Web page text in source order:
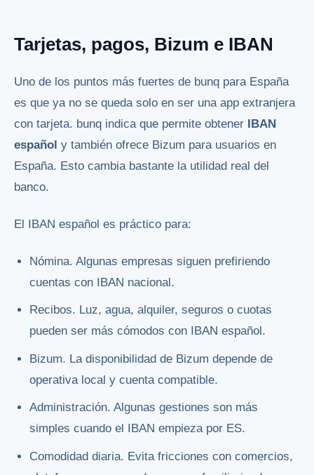
Tarjetas, pagos, Bizum e IBAN
Uno de los puntos más fuertes de bunq para España
es que ya no se queda solo en ser una app extranjera
con tarjeta. bunq indica que permite obtener
IBAN
español y también ofrece Bizum para usuarios en
España. Esto cambia bastante la utilidad real del
banco.
El IBAN español es práctico para:
Nómina. Algunas empresas siguen prefiriendo
cuentas con IBAN nacional.
Recibos. Luz, agua, alquiler, seguros o cuotas
pueden ser más cómodos con IBAN español.
Bizum. La disponibilidad de Bizum depende de
operativa local y cuenta compatible.
Administración. Algunas gestiones son más
simples cuando el IBAN empieza por ES.
Comodidad diaria. Evita fricciones con comercios,